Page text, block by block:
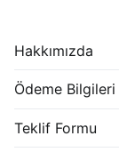
Hakkımızda
Ödeme Bilgileri
Teklif Formu